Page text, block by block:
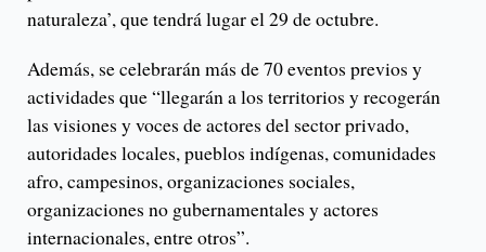
naturaleza’, que tendrá lugar el 29 de octubre.
Además, se celebrarán más de 70 eventos previos y
actividades que “llegarán a los territorios y recogerán
las visiones y voces de actores del sector privado,
autoridades locales, pueblos indígenas, comunidades
afro, campesinos, organizaciones sociales,
organizaciones no gubernamentales y actores
internacionales, entre otros”.